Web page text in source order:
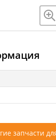
запчасти